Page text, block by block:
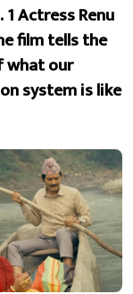
1 Actress Renu
film tells the
what our
system is like